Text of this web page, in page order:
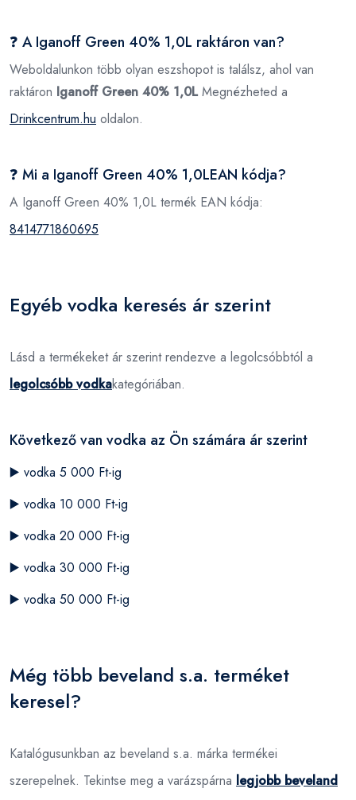
❓ A Iganoff Green 40% 1,0L raktáron van?
Weboldalunkon több olyan eszshopot is találsz, ahol van
raktáron Iganoff Green 40% 1,0LMegnézheted a
Drinkcentrum.hu oldalon.
❓ Mi a Iganoff Green 40% 1,0LEAN kódja?
A Iganoff Green 40% 1,0L termék EAN kódja:
8414771860695
Egyéb vodka keresés ár szerint
Lásd a termékeket ár szerint rendezve a legolcsóbbtól a
legolcsóbb vodkakategóriában.
Következő van vodka az Ön számára ár szerint
▶️ vodka 5 000 Ft-ig
▶️ vodka 10 000 Ft-ig
▶️ vodka 20 000 Ft-ig
▶️ vodka 30 000 Ft-ig
▶️ vodka 50 000 Ft-ig
Még több beveland s.a. terméket
keresel?
Katalógusunkban az beveland s.a. márka termékei
szerepelnek. Tekintse meg a varázspárna legjobb beveland